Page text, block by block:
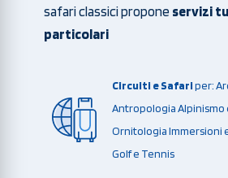
safari classici propone servizi
particolari
Circuiti e Safariper:
Antropologia Alpinismo
Ornitologia Immersioni
Golf e Tennis